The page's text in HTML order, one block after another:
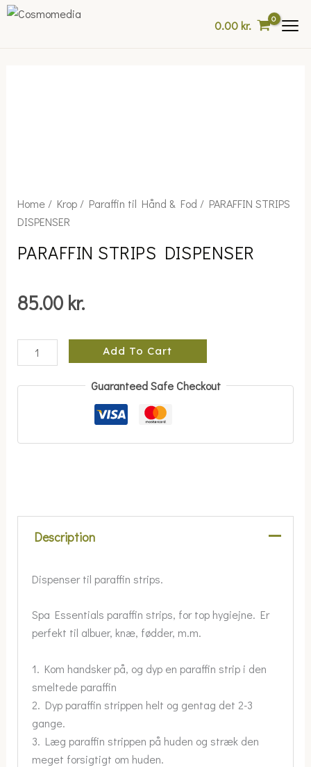
Skip
0.00kr.
Home/ Krop/ Paraffin til Hånd & Fod / PARAFFIN STRIPS
DISPENSER
PARAFFIN STRIPS DISPENSER
85.00 kr.
PARAFFIN
STRIPS
quantity
Add To Cart
Guaranteed Safe Checkout
Description
Dispenser til paraffin strips.
Spa Essentials paraffin strips, for top hygiejne. Er
perfekt til albuer, knæ, fødder, m.m.
1. Kom handsker på, og dyp en paraffin strip i den
smeltede paraffin
2. Dyp paraffin strippen helt og gentag det 2-3
gange.
3. Læg paraffin strippen på huden og stræk den
meget forsigtigt om huden.